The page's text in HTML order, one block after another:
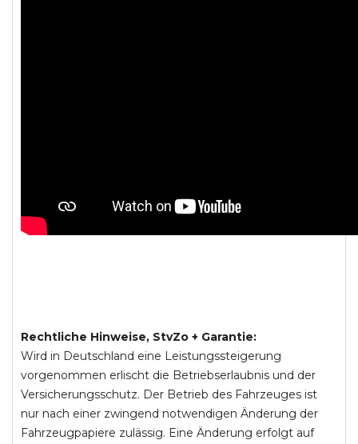
Rechtliche Hinweise, StvZo + Garantie:
Wird in Deutschland eine Leistungssteigerung
vorgenommen erlischt die Betriebserlaubnis und der
Versicherungsschutz. Der Betrieb des Fahrzeuges ist
nur nach einer zwingend notwendigen Änderung der
Fahrzeugpapiere zulässig. Eine Änderung erfolgt auf